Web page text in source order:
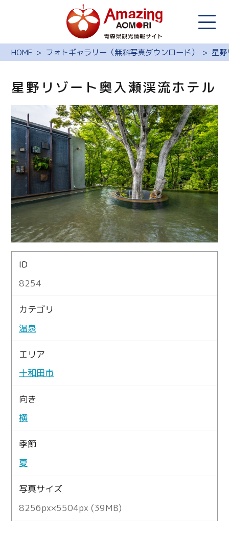
HOME フォトギャラリー（無料写真ダウンロード） 星
星野リゾート奥入瀬渓流ホテル
ID
8254
カテゴリ
温泉
エリア
十和田市
向き
横
季節
夏
写真サイズ
8256px×5504px (39MB)